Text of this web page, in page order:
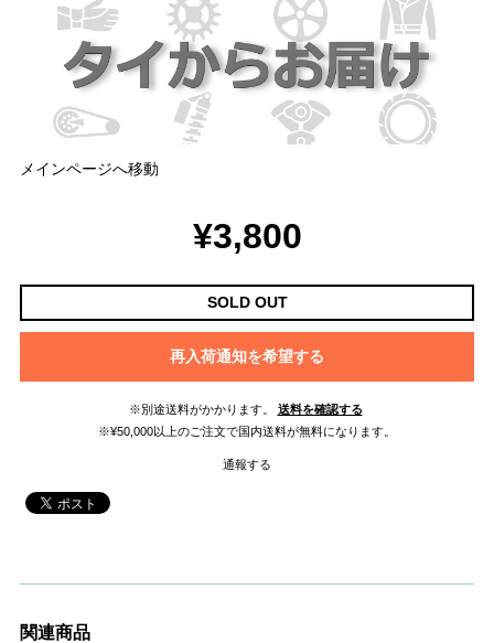
メインページへ移動
¥3,800
SOLD OUT
再入荷通知を希望する
※別途送料がかかります。
送料を確認する
※¥50,000以上のご注文で国内送料が無料になります。
通報する
関連商品